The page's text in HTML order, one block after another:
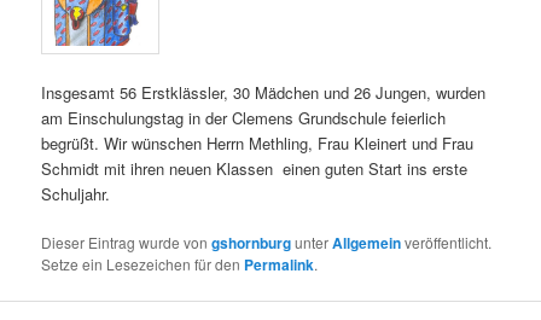
Insgesamt 56 Erstklässler, 30 Mädchen und 26 Jungen, wurden
am Einschulungstag in der Clemens Grundschule feierlich
begrüßt. Wir wünschen Herrn Methling, Frau Kleinert und Frau
Schmidt mit ihren neuen Klassen einen guten Start ins erste
Schuljahr.
Dieser Eintrag wurde vongshornburgunterAllgemeinveröffentlicht.
Setze ein Lesezeichen für den Permalink.